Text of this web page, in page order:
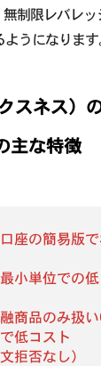
無制限レバレ
うになります
スネス）
主な特徴
座の簡易版
小単位での
商品のみ扱
低コスト
拒否なし）